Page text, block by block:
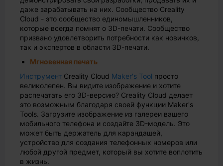
даже зарабатывать на них. Сообщество Creality
Cloud - это сообщество единомышленников,
которые всегда помнят о 3D-печати. Сообщество
призвано удовлетворить потребности как новичков,
так и экспертов в области 3D-печати.
Мгновенная печать
Инструмент Creality Cloud Maker's Tool просто
великолепен. Вы видите изображение и хотите
распечатать его 3D-версию? Creality Cloud делает
это возможным благодаря своей функции Maker's
Tools. Загрузите изображение из галереи вашего
мобильного телефона и создайте 3D-модель. Это
может быть держатель для карандашей,
устройство для создания телефонных номеров или
любой другой предмет, который вы хотите воплотить
в жизнь.